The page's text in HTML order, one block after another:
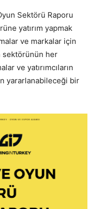
Sektörü Raporu
yatırım yapmak
ve markalar için
sektörünün her
ve yatırımcıların
yararlanabileceği bir